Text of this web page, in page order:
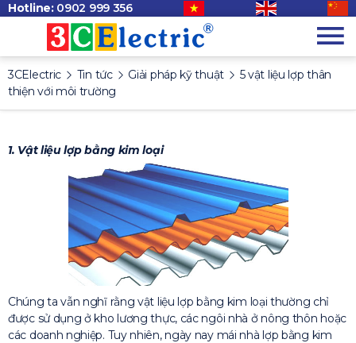
Hotline: 0902 999 356
3CElectric Tin tức Giải pháp kỹ thuật
5 vật liệu lợp thân
thiện với môi trường
1. Vật liệu lợp bằng kim loại
Chúng ta vẫn nghĩ rằng vật liệu lợp bằng kim loại thường chỉ
được sử dụng ở kho lương thực, các ngôi nhà ở nông thôn hoặc
các doanh nghiệp. Tuy nhiên, ngày nay mái nhà lợp bằng kim